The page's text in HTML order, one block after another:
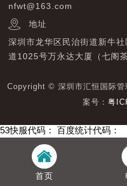
nfwt@163.com
地址
深圳市龙华区民治街道新牛社
道1025号万永达大厦（七阁茶
Copyright © 深圳市汇恒国际
案号： 粤
首页
53快服代码： 百度统计代码：